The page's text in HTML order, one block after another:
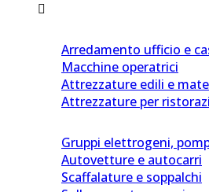
Arredamento ufficio e
Macchine operatrici
Attrezzature edili e
Attrezzature per
Gruppi elettrogeni,
Autovetture e autocarri
Scaffalature e soppalchi